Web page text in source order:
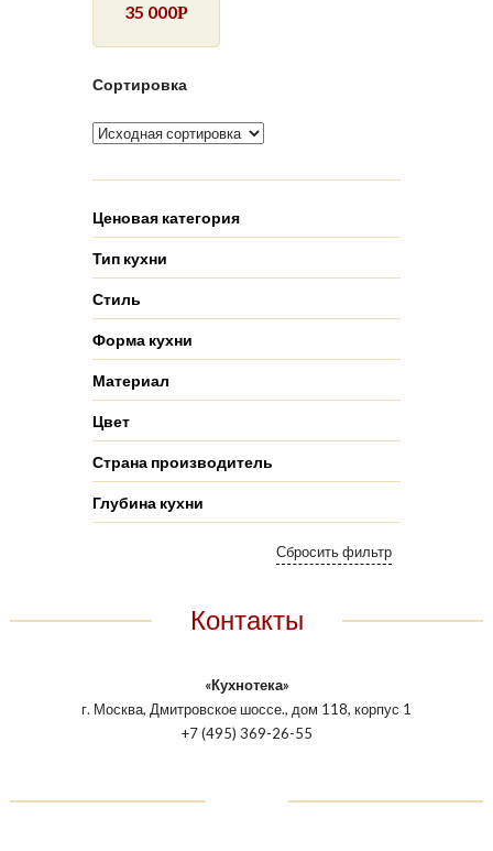
35 000Р
Сортировка
Ценовая категория
Тип кухни
Стиль
Форма кухни
Материал
Цвет
Страна производитель
Глубина кухни
Контакты
«Кухнотека»
г. Москва, Дмитровское шоссе., дом 118, корпус 1
+7 (495) 369-26-55